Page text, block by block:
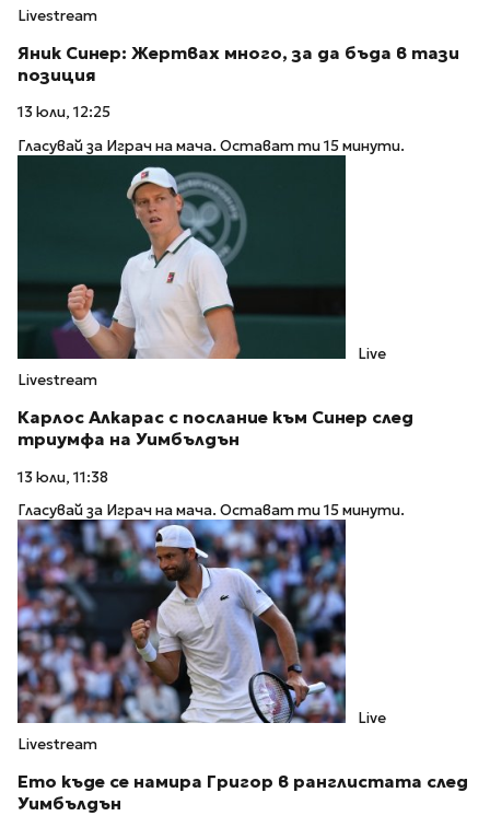
Livestream
Яник Синер: Жертвах много, за да бъда в тази
позиция
13 юли, 12:25
Гласувай за Играч на мача. Остават ти 15 минути.
Live
Livestream
Карлос Алкарас с послание към Синер след
триумфа на Уимбълдън
13 юли, 11:38
Гласувай за Играч на мача. Остават ти 15 минути.
Live
Livestream
Ето къде се намира Григор в ранглистата след
Уимбълдън